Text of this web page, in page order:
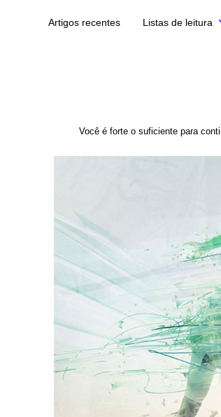
Artigos recentes Listas de leitura
Você é forte o suficiente para